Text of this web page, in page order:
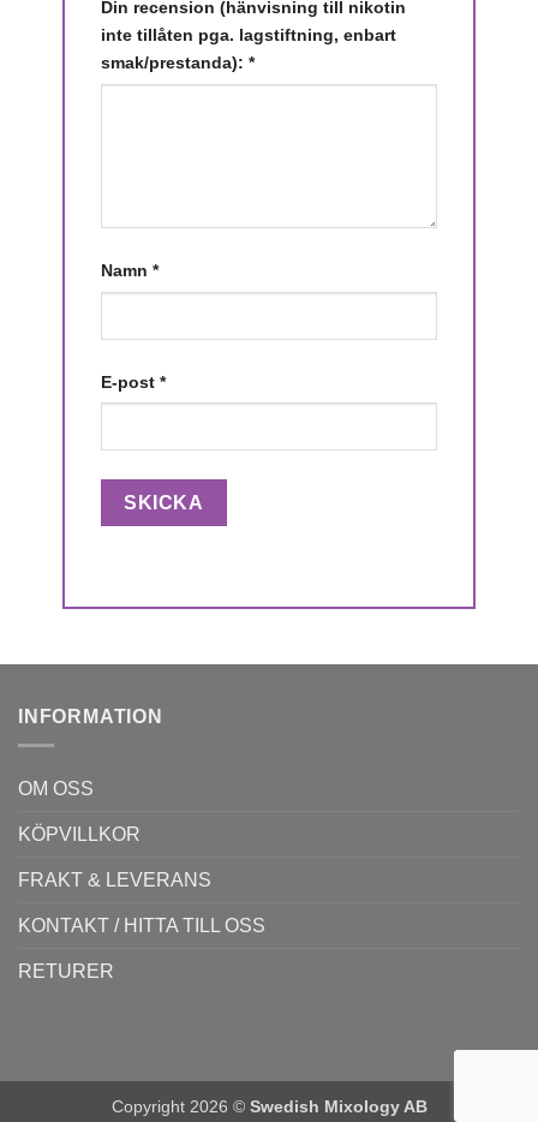
Din recension (hänvisning till nikotin
inte tillåten pga. lagstiftning, enbart
smak/prestanda): *
Namn *
E-post *
INFORMATION
OM OSS
KÖPVILLKOR
FRAKT & LEVERANS
KONTAKT / HITTA TILL OSS
RETURER
Copyright 2026 © Swedish Mixology AB